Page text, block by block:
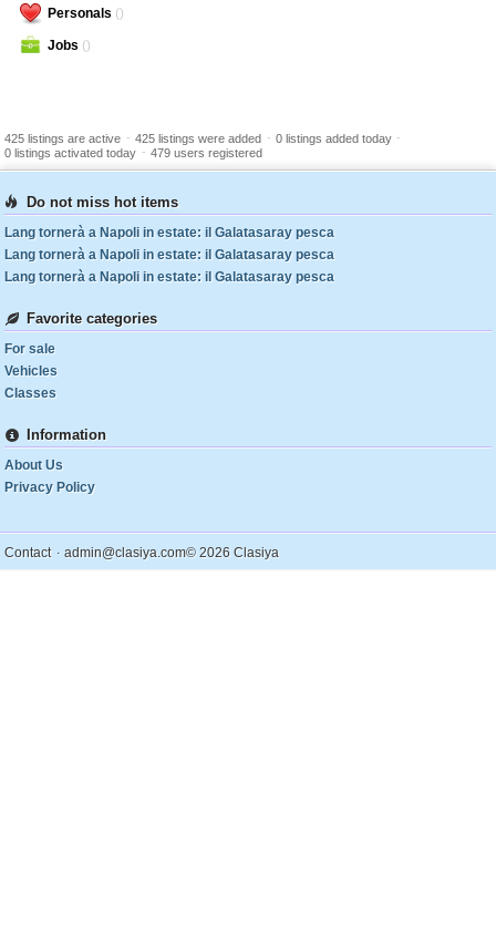
Personals ()
Jobs ()
425 listings are active - 425 listings were added - 0 listings added today -
0 listings activated today - 479 users registered
Do not miss hot items
Lang tornerà a Napoli in estate: il Galatasaray pesca
Lang tornerà a Napoli in estate: il Galatasaray pesca
Lang tornerà a Napoli in estate: il Galatasaray pesca
Favorite categories
For sale
Vehicles
Classes
Information
About Us
Privacy Policy
Contact . admin@clasiya.com© 2026 Clasiya